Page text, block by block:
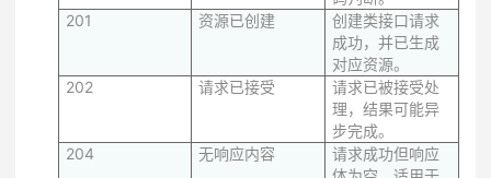
201
资源已创建
创建类接口请求
成功，并已生成
对应资源。
202
请求已接受
请求已被接受处
理，结果可能异
步完成。
204
无响应内容
请求成功但响应